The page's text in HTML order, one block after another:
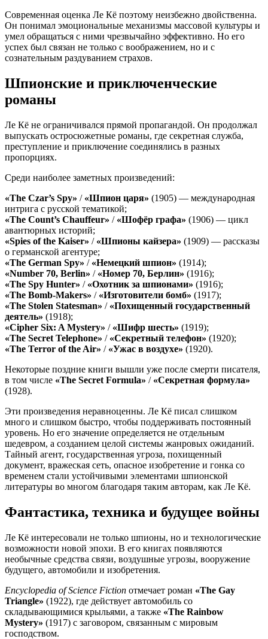
Современная оценка Ле Кё поэтому неизбежно двойственна.
Он понимал эмоциональные механизмы массовой культуры и
умел обращаться с ними чрезвычайно эффективно. Но его
успех был связан не только с воображением, но и с
сознательным раздуванием страхов.
Шпионские и приключенческие
романы
Ле Кё не ограничивался прямой пропагандой. Он продолжал
выпускать остросюжетные романы, где секретная служба,
преступление и приключение соединялись в разных
пропорциях.
Среди наиболее заметных произведений:
«The Czar’s Spy» / «Шпион царя» (1905) — международная
интрига с русской тематикой;
«The Count’s Chauffeur» / «Шофёр графа» (1906) — цикл
авантюрных историй;
«Spies of the Kaiser» / «Шпионы кайзера» (1909) — рассказы
о германской агентуре;
«The German Spy» / «Немецкий шпион» (1914);
«Number 70, Berlin» / «Номер 70, Берлин» (1916);
«The Spy Hunter» / «Охотник за шпионами» (1916);
«The Bomb-Makers» / «Изготовители бомб» (1917);
«The Stolen Statesman» / «Похищенный государственный
деятель» (1918);
«Cipher Six: A Mystery» / «Шифр шесть» (1919);
«The Secret Telephone» / «Секретный телефон» (1920);
«The Terror of the Air» / «Ужас в воздухе» (1920).
Некоторые поздние книги вышли уже после смерти писателя,
в том числе «The Secret Formula» / «Секретная формула»
(1928).
Эти произведения неравноценны. Ле Кё писал слишком
много и слишком быстро, чтобы поддерживать постоянный
уровень. Но его значение определяется не отдельным
шедевром, а созданием целой системы жанровых ожиданий.
Тайный агент, государственная угроза, похищенный
документ, вражеская сеть, опасное изобретение и гонка со
временем стали устойчивыми элементами шпионской
литературы во многом благодаря таким авторам, как Ле Кё.
Фантастика, техника и будущее войны
Ле Кё интересовали не только шпионы, но и технологические
возможности новой эпохи. В его книгах появляются
необычные средства связи, воздушные угрозы, вооружение
будущего, автомобили и изобретения.
Encyclopedia of Science Fiction отмечает роман «The Gay
Triangle» (1922), где действует автомобиль со
складывающимися крыльями, а также «The Rainbow
Mystery» (1917) с заговором, связанным с мировым
господством.